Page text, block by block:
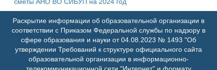
Раскрытие информации об образовательной организации в
соответствии с Приказом Федеральной службы по надзору в
сфере образования и науки от 04.08.2023 № 1493 "Об
утверждении Требований к структуре официального сайта
образовательной организации в информационно-